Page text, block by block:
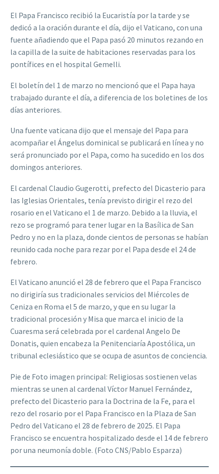
El Papa Francisco recibió la Eucaristía por la tarde y se
dedicó a la oración durante el día, dijo el Vaticano, con una
fuente añadiendo que el Papa pasó 20 minutos rezando en
la capilla de la suite de habitaciones reservadas para los
pontífices en el hospital Gemelli.
El boletín del 1 de marzo no mencionó que el Papa haya
trabajado durante el día, a diferencia de los boletines de los
días anteriores.
Una fuente vaticana dijo que el mensaje del Papa para
acompañar el Ángelus dominical se publicará en línea y no
será pronunciado por el Papa, como ha sucedido en los dos
domingos anteriores.
El cardenal Claudio Gugerotti, prefecto del Dicasterio para
las Iglesias Orientales, tenía previsto dirigir el rezo del
rosario en el Vaticano el 1 de marzo. Debido a la lluvia, el
rezo se programó para tener lugar en la Basílica de San
Pedro y no en la plaza, donde cientos de personas se habían
reunido cada noche para rezar por el Papa desde el 24 de
febrero.
El Vaticano anunció el 28 de febrero que el Papa Francisco
no dirigiría sus tradicionales servicios del Miércoles de
Ceniza en Roma el 5 de marzo, y que en su lugar la
tradicional procesión y Misa que marca el inicio de la
Cuaresma será celebrada por el cardenal Angelo De
Donatis, quien encabeza la Penitenciaría Apostólica, un
tribunal eclesiástico que se ocupa de asuntos de conciencia.
Pie de Foto imagen principal: Religiosas sostienen velas
mientras se unen al cardenal Víctor Manuel Fernández,
prefecto del Dicasterio para la Doctrina de la Fe, para el
rezo del rosario por el Papa Francisco en la Plaza de San
Pedro del Vaticano el 28 de febrero de 2025. El Papa
Francisco se encuentra hospitalizado desde el 14 de febrero
por una neumonía doble. (Foto CNS/Pablo Esparza)